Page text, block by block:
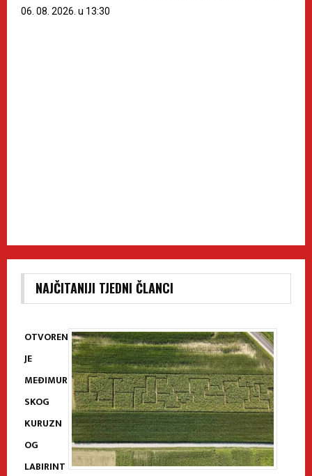
06. 08. 2026. u 13:30
NAJČITANIJI TJEDNI ČLANCI
OTVOREN
JE
MEĐIMUR
SKOG
KURUZN
OG
LABIRINT